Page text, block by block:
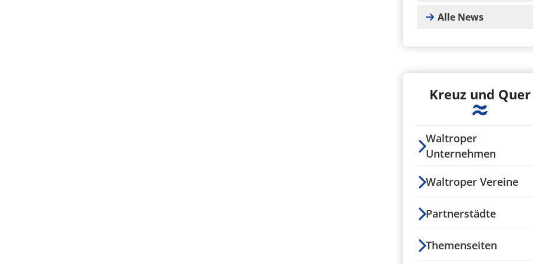
Alle News
Kreuz und Quer
Waltroper
Unternehmen
Waltroper Vereine
Partnerstädte
Themenseiten